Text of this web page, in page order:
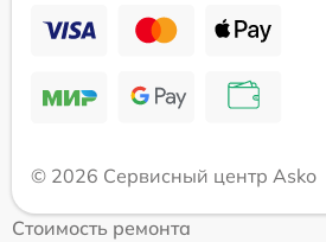
© 2026 Сервисный центр Asko
Стоимость ремонта